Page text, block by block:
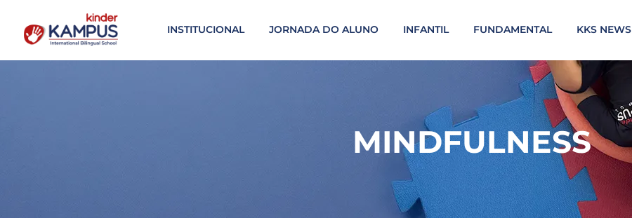
INSTITUCIONAL JORNADA DO ALUNO INFANTIL FUNDAMENTAL KKS NEWS
MINDFULNESS